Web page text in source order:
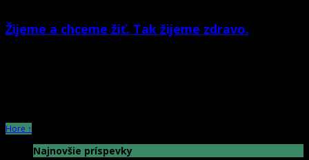
Žijeme a chceme žiť. Tak žijeme zdravo.
Hore ↑
Najnovšie príspevky